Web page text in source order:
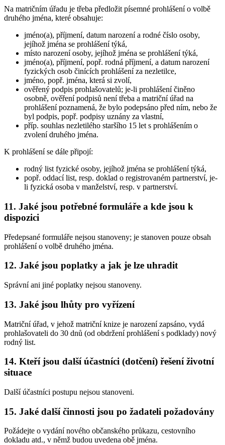
Na matričním úřadu je třeba předložit písemné prohlášení o volbě
druhého jména, které obsahuje:
jméno(a), příjmení, datum narození a rodné číslo osoby,
jejíhož jména se prohlášení týká,
místo narození osoby, jejíhož jména se prohlášení týká,
jméno(a), příjmení, popř. rodná příjmení, a datum narození
fyzických osob činících prohlášení za nezletilce,
jméno, popř. jména, která si zvolí,
ověřený podpis prohlašovatelů; je-li prohlášení činěno
osobně, ověření podpisů není třeba a matriční úřad na
prohlášení poznamená, že bylo podepsáno před ním, nebo že
byl podpis, popř. podpisy uznány za vlastní,
příp. souhlas nezletilého staršího 15 let s prohlášením o
zvolení druhého jména.
K prohlášení se dále připojí:
rodný list fyzické osoby, jejíhož jména se prohlášení týká,
popř. oddací list, resp. doklad o registrovaném partnerství, je-
li fyzická osoba v manželství, resp. v partnerství.
11. Jaké jsou potřebné formuláře a kde jsou k
dispozici
Předepsané formuláře nejsou stanoveny; je stanoven pouze obsah
prohlášení o volbě druhého jména.
12. Jaké jsou poplatky a jak je lze uhradit
Správní ani jiné poplatky nejsou stanoveny.
13. Jaké jsou lhůty pro vyřízení
Matriční úřad, v jehož matriční knize je narození zapsáno, vydá
prohlašovateli do 30 dnů (od obdržení prohlášení s podklady) nový
rodný list.
14. Kteří jsou další účastníci (dotčení) řešení životní
situace
Další účastníci postupu nejsou stanoveni.
15. Jaké další činnosti jsou po žadateli požadovány
Požádejte o vydání nového občanského průkazu, cestovního
dokladu atd., v němž budou uvedena obě jména.